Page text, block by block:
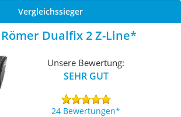
Vergleichssieger
Dualfix 2 Z-Line
Unsere Bewertung:
SEHR GUT
24 Bewertungen